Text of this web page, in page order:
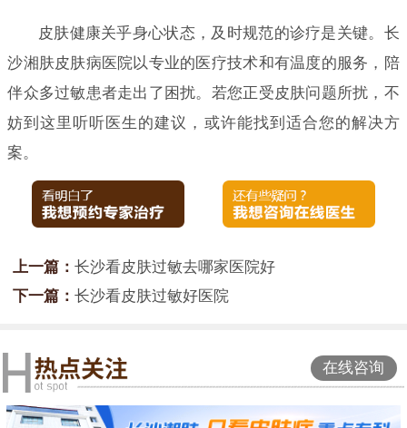
皮肤健康关乎身心状态，及时规范的诊疗是关键。长
沙湘肤皮肤病医院以专业的医疗技术和有温度的服务，陪
伴众多过敏患者走出了困扰。若您正受皮肤问题所扰，不
妨到这里听听医生的建议，或许能找到适合您的解决方
案。
上一篇： 长沙看皮肤过敏去哪家医院好
下一篇： 长沙看皮肤过敏好医院
在线咨询